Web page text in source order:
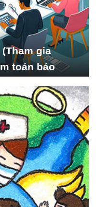
(Tham gia
toán báo
Xã